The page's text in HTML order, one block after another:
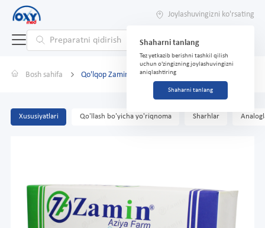
Joylashuvingizni ko'rsating
Shaharni tanlang
Tez yetkazib berishni tashkil qilish
uchun o'zingizning joylashuvingizni
aniqlashtiring
Shaharni tanlang
Bosh sahifa Qo'lqop Zamin lateksli nosteril o'lcham 7,5 №100
Xususiyatlari Qo'llash bo'yicha yo'riqnoma Sharhlar